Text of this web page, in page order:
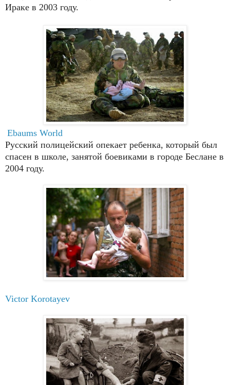
Ираке в 2003 году.
Ebaums World
Русский полицейский опекает ребенка, который был
спасен в школе, занятой боевиками в городе Беслане в
2004 году.
Victor Korotayev